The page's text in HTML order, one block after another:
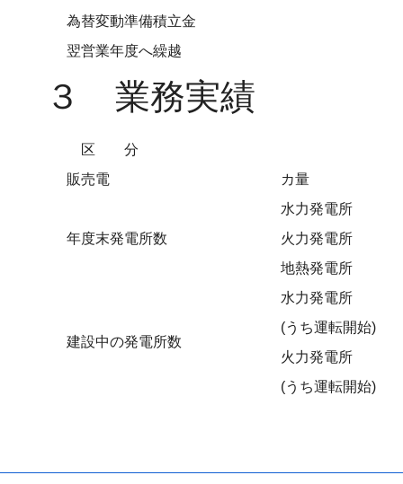
為替変動準備積立金
翌営業年度へ繰越
３ 業務実績
区分
販売電
カ量
年度末発電所数
水力発電所
火力発電所
地熱発電所
建設中の発電所数
水力発電所
(うち運転開始)
火力発電所
(うち運転開始)